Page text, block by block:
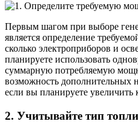
Первым шагом при выборе
является определение
сколько электроприборов и
планируете использовать
суммарную потребляемую
возможность дополнительных
если вы планируете увеличить
2. Учитывайте тип